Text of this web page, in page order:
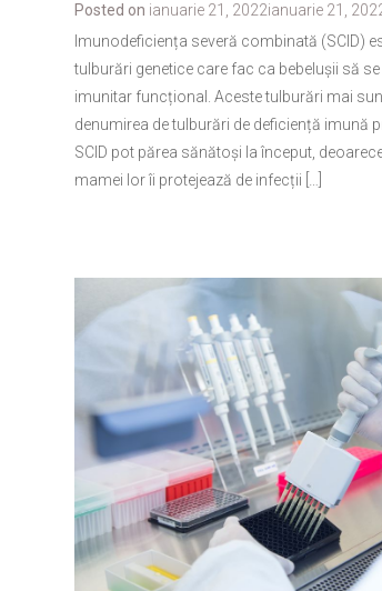
Posted on ianuarie 21, 2022ianuarie 21,
Imunodeficiența severă combinată (SCID)
tulburări genetice care fac ca bebelușii să
imunitar funcțional. Aceste tulburări mai
denumirea de tulburări de deficiență imună
SCID pot părea sănătoși la început,
mamei lor îi protejează de infecții […]